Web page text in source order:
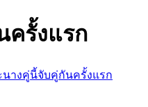
ครั้งแรก
างคู่นี้จับคู่กันครั้งแรก